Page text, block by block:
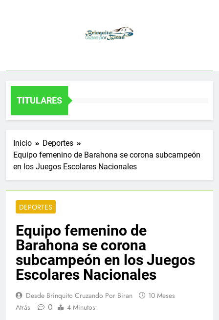
TITULARES
Inicio
Deportes
Equipo femenino de Barahona se corona subcampeón
en los Juegos Escolares Nacionales
DEPORTES
Equipo femenino de
Barahona se corona
subcampeón en los Juegos
Escolares Nacionales
Desde Brinquito Cruzando Por Biran
10 Meses
Atrás
0 4 Minutos